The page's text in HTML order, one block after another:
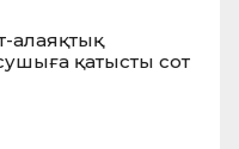
алаяқтық
қатысты сот